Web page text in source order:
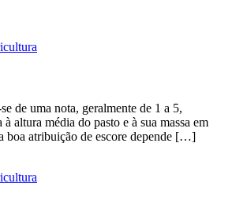
de uma nota, geralmente de 1 a 5,
altura média do pasto e à sua massa em
boa atribuição de escore depende […]